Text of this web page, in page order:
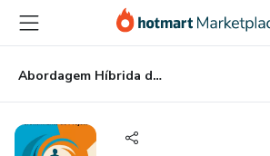
para
conteúdo
principal
para
pagamento
para
rodapé
Abordagem Híbrida de Gerenciamento de Projetos - Half Double